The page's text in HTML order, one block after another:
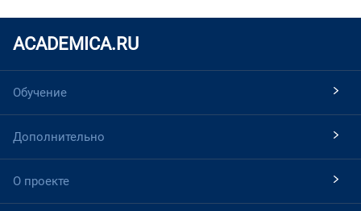
ACADEMICA.RU
Обучение
Дополнительно
О проекте